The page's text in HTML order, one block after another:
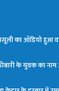
का ऑडियो हुआ
के युवक का